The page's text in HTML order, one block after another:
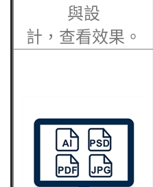
與設
計，查看效果。